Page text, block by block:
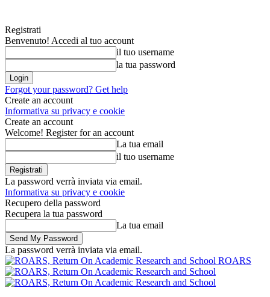
Registrati
Benvenuto! Accedi al tuo account
il tuo username
la tua password
Forgot your password? Get help
Create an account
Informativa su privacy e cookie
Create an account
Welcome! Register for an account
La tua email
il tuo username
La password verrà inviata via email.
Informativa su privacy e cookie
Recupero della password
Recupera la tua password
La tua email
La password verrà inviata via email.
ROARS